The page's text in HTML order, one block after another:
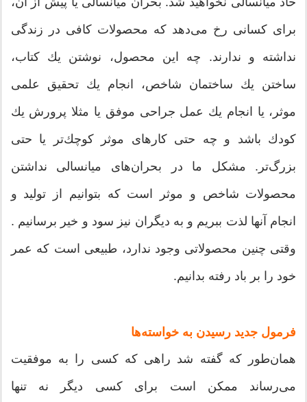
برای كسانی رخ می‌دهد كه محصولات كافی در زندگی
نداشته و ندارند. چه این محصول‌‌، نوشتن یك كتاب،
ساختن یك ساختمان شاخص، انجام یك تحقیق علمی
موثر، یا انجام یك عمل جراحی موفق یا مثلا پرورش یك
كودك باشد و چه حتی كارهای موثر كوچك‌تر یا حتی
بزرگ‌تر. مشكل ما در بحران‌‌های میانسالی نداشتن
محصولات شاخص و موثر است كه بتوانیم از تولید و
انجام آنها لذت ببریم و به دیگران نیز سود و خیر برسانیم .
وقتی چنین محصولاتی وجود ندارد‌‌، طبیعی است كه عمر
خود را بر باد رفته بدانیم.
فرمول جدید رسیدن به خواسته‌‌ها
همان‌طور كه گفته شد راهی كه كسی را به موفقیت
می‌‌رساند ممكن است برای كسی دیگر نه تنها